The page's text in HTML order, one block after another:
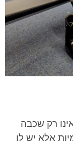
רק שכבה
אלא יש לו